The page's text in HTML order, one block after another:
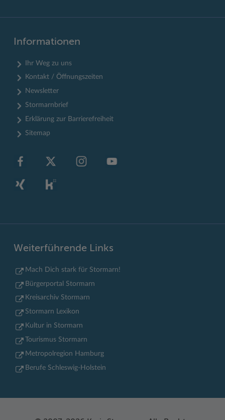
Informationen
Ihr Weg zu uns
Kontakt / Öffnungszeiten
Newsletter
Stormarnbrief
Erklärung zur Barrierefreiheit
Sitemap
Weiterführende Links
Mach Dich stark für Stormarn!
Bürgerportal Stormarn
Kreisarchiv Stormarn
Stormarn Lexikon
Kultur in Stormarn
Tourismus Stormarn
Metropolregion Hamburg
Berufe Schleswig-Holstein